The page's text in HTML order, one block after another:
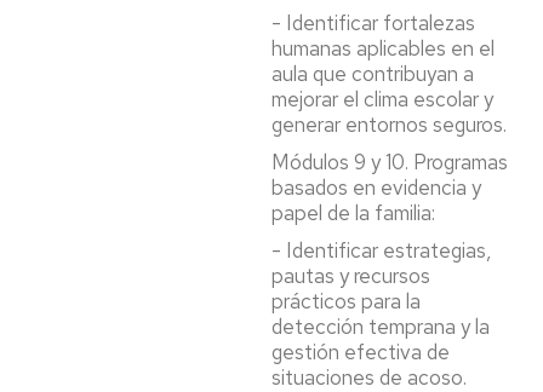
- Identificar fortalezas
humanas aplicables en el
aula que contribuyan a
mejorar el clima escolar y
generar entornos seguros.
Módulos 9 y 10. Programas
basados en evidencia y
papel de la familia:
- Identificar estrategias,
pautas y recursos
prácticos para la
detección temprana y la
gestión efectiva de
situaciones de acoso.